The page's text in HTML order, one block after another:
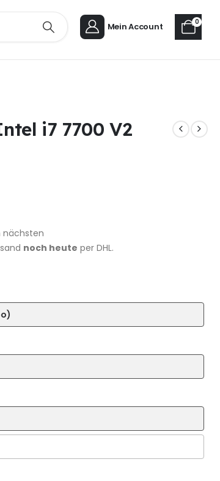
Mein Account 0
i7 7700 V2
nächsten
noch heute per DHL.